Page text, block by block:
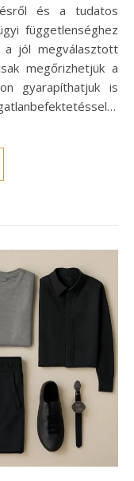
és a tudatos
függetlenséghez
jól megválasztott
megőrizhetjük a
gyarapíthatjuk is